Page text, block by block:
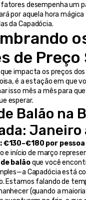
fatores desempenha um
por aquela hora
da Capadócia.
de Preço
impacta os preços
é a estação em que
isso mês a mês para
esperar.
Balão na
Janeiro
€130–€180 por pessoa
e início de março
balão que você
Capadócia está
Estamos falando de
(quando a